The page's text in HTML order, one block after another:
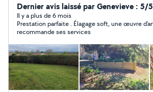
réaliser vos chantier aussi bien
(tonte, taille de haie), d'élagage et de
vert (plantation, gazon). Je peux vous proposer le
service à la personne sur l'entretien
société SARL AGP
Dernier avis laissé par Genevieve : 5/5
Il y a plus de 6 mois
Prestation parfaite . Élagage soft, une œuvre d'art.
recommande ses services